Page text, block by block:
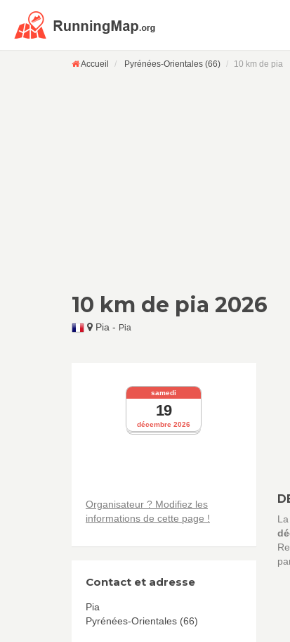
Accueil Pyrénées-Orientales (66) 10 km de pia
10 km de pia 2026
Pia - Pia
décembre 2026
samedi
19
Organisateur ? Modifiez les
informations de cette page !
Contact et adresse
Pia
Pyrénées-Orientales (66)